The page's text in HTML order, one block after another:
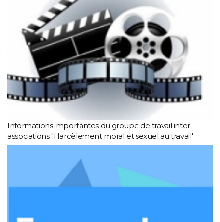
Informations importantes du groupe de travail inter-
associations "Harcèlement moral et sexuel au travail"